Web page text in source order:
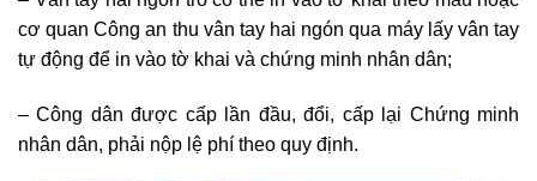
cơ quan Công an thu vân tay hai ngón qua máy lấy vân tay
tự động để in vào tờ khai và chứng minh nhân dân;
– Công dân được cấp lần đầu, đổi, cấp lại Chứng minh
nhân dân, phải nộp lệ phí theo quy định.